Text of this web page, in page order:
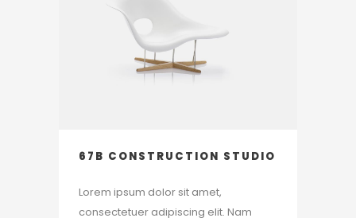
67B CONSTRUCTION STUDIO
Lorem ipsum dolor sit amet,
consectetuer adipiscing elit. Nam